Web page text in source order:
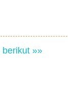
berikut »»